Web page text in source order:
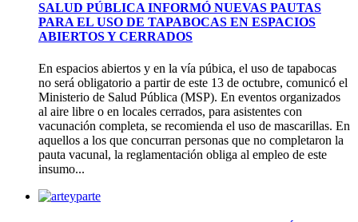
SALUD PÚBLICA INFORMÓ NUEVAS PAUTAS
PARA EL USO DE TAPABOCAS EN ESPACIOS
ABIERTOS Y CERRADOS
En espacios abiertos y en la vía púbica, el uso de tapabocas
no será obligatorio a partir de este 13 de octubre, comunicó el
Ministerio de Salud Pública (MSP). En eventos organizados
al aire libre o en locales cerrados, para asistentes con
vacunación completa, se recomienda el uso de mascarillas. En
aquellos a los que concurran personas que no completaron la
pauta vacunal, la reglamentación obliga al empleo de este
insumo...